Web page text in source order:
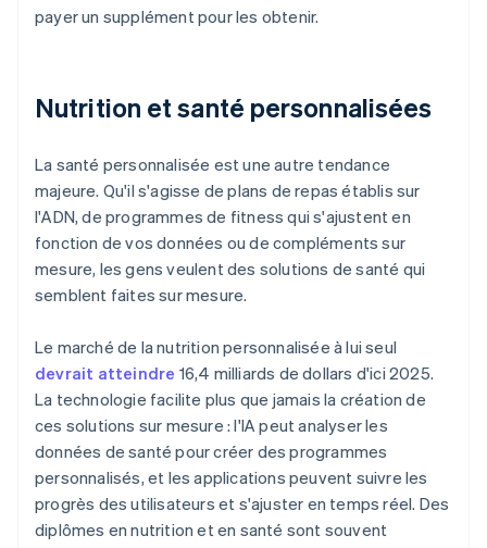
payer un supplément pour les obtenir.
Nutrition et santé personnalisées
La santé personnalisée est une autre tendance
majeure. Qu'il s'agisse de plans de repas établis sur
l'ADN, de programmes de fitness qui s'ajustent en
fonction de vos données ou de compléments sur
mesure, les gens veulent des solutions de santé qui
semblent faites sur mesure.
Le marché de la nutrition personnalisée à lui seul
devrait atteindre 16,4 milliards de dollars d'ici 2025.
La technologie facilite plus que jamais la création de
ces solutions sur mesure : l'IA peut analyser les
données de santé pour créer des programmes
personnalisés, et les applications peuvent suivre les
progrès des utilisateurs et s'ajuster en temps réel. Des
diplômes en nutrition et en santé sont souvent